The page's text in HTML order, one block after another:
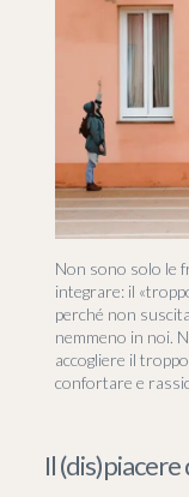
Non sono solo le
integrare: il
perché non
nemmeno in noi.
accogliere il
confortare e
Il